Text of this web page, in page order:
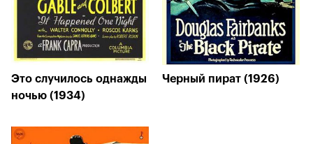
Это случилось однажды
ночью (1934)
Черный пират (1926)